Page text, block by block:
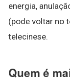
energia,
(pode voltar no
telecinese.
Quem é